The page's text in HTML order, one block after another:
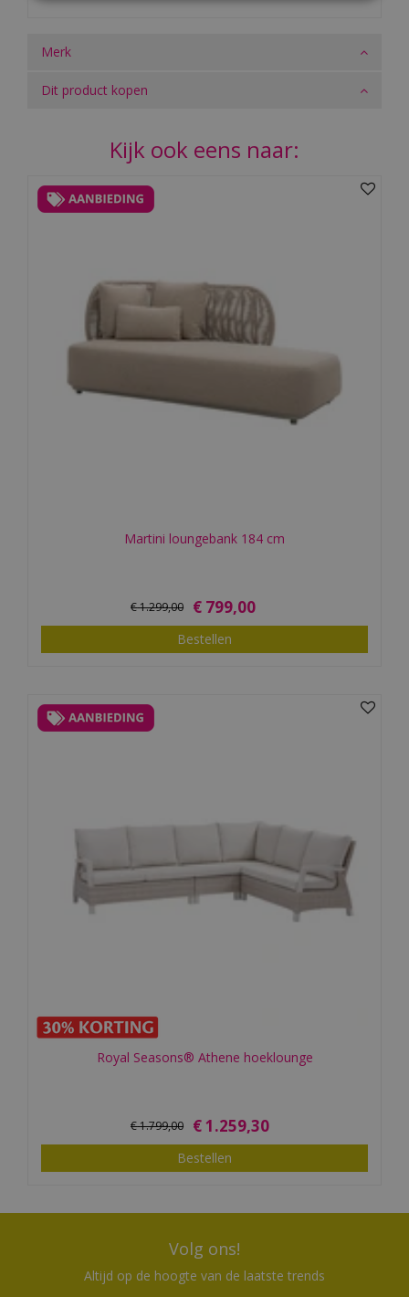
Merk
Dit product kopen
Kijk ook eens naar:
Martini loungebank 184 cm
€1.299,00 € 799,00
Bestellen
Royal Seasons® Athene hoeklounge
€1.799,00 €1.259,30
Bestellen
Volg ons!
Altijd op de hoogte van de laatste trends